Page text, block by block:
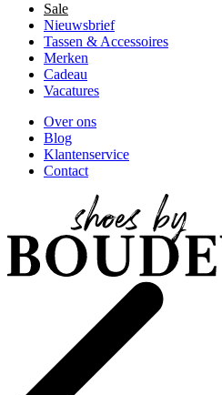
Sale
Nieuwsbrief
Tassen & Accessoires
Merken
Cadeau
Vacatures
Over ons
Blog
Klantenservice
Contact